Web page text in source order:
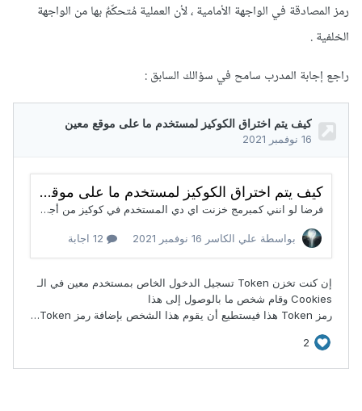
رمز المصادقة في الواجهة الأمامية ، لأن العملية مُتحكّمٌ بها من الواجهة
الخلفية .
راجع إجابة المدرب سامح في سؤالك السابق :